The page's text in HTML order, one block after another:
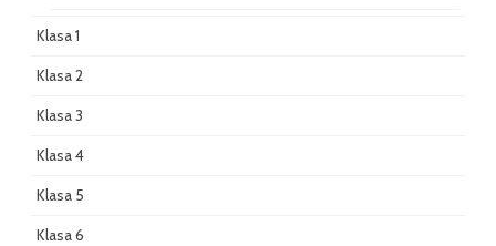
Klasa 1
Klasa 2
Klasa 3
Klasa 4
Klasa 5
Klasa 6